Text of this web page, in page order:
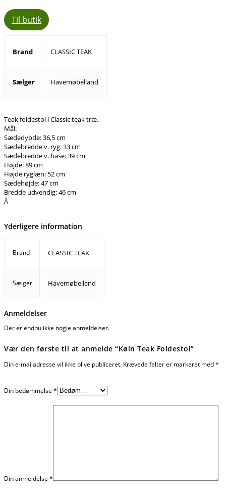
Til butik
Brand CLASSIC TEAK
Sælger Havemøbelland
Teak foldestol i Classic teak træ.
Mål:
Sædedybde: 36,5 cm
Sædebredde v. ryg: 33 cm
Sædebredde v. hase: 39 cm
Højde: 89 cm
Højde ryglæn: 52 cm
Sædehøjde: 47 cm
Bredde udvendig: 46 cm
Â
Yderligere information
Brand CLASSIC TEAK
Sælger Havemøbelland
Anmeldelser
Der er endnu ikke nogle anmeldelser.
Vær den første til at anmelde “Køln Teak Foldestol”
Din e-mailadresse vil ikke blive publiceret. Krævede felter er markeret med*
Din bedømmelse *
Din anmeldelse *